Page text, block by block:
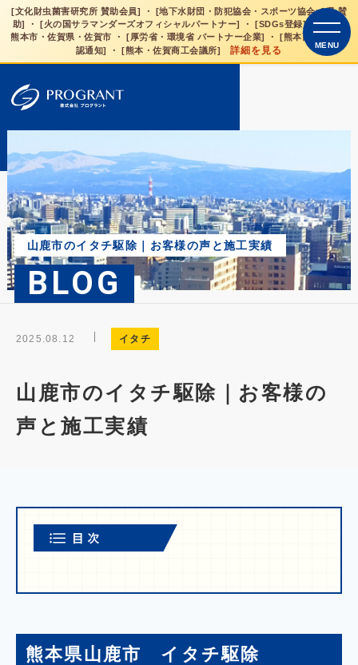
[文化財虫菌害研究所 賛助会員] ・ [地下水財団・防犯協会・スポーツ協会×3県 賛
助] ・ [火の国サラマンダーズオフィシャルパートナー] ・ [SDGs登録] 熊本県・
熊本市・佐賀県・佐賀市 ・ [厚労省・環境省 パートナー企業] ・ [熊本西税務署是
認通知] ・ [熊本・佐賀商工会議所] 詳細を見る MENU
山鹿市のイタチ駆除｜お客様の声と施工実績
BLOG
2025.08.12 イタチ
山鹿市のイタチ駆除｜お客様の
声と施工実績
熊本県山鹿市 イタチ駆除